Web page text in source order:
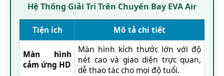
Hệ Thống Giải Trí Trên Chuyến Bay EVA Air
Tiện ích Mô tả chi tiết
Màn hình
cảm ứng HD
Màn hình kích thước lớn với độ
nét cao và giao diện trực quan,
dễ thao tác cho mọi độ tuổi.